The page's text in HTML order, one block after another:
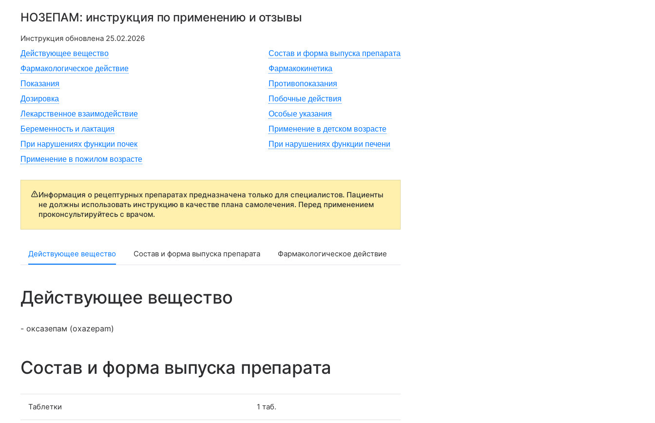
НОЗЕПАМ: инструкция по применению и отзывы
Инструкция обновлена 25.02.2026
Действующее вещество
Состав и форма выпуска препарата
Фармакологическое действие
Фармакокинетика
Показания
Противопоказания
Дозировка
Побочные действия
Лекарственное взаимодействие
Особые указания
Беременность и лактация
Применение в детском возрасте
При нарушениях функции почек
При нарушениях функции печени
Применение в пожилом возрасте
Информация о рецептурных препаратах предназначена только для специалистов. Пациенты
не должны использовать инструкцию в качестве плана самолечения. Перед применением
проконсультируйтесь с врачом.
Действующее вещество Состав и форма выпуска препарата Фармакологическое действие
Действующее вещество
- оксазепам (oxazepam)
Состав и форма выпуска препарата
Таблетки 1 таб.